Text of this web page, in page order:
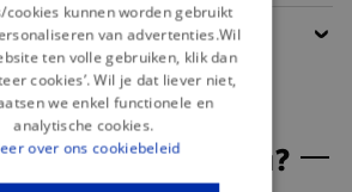
is dit iets voor jou?
cookies kunnen worden gebruikt
van advertenties.Wil
ten volle gebruiken, klik dan
cookies’. Wil je dat liever niet,
we enkel functionele en
analytische cookies.
over ons cookiebeleid